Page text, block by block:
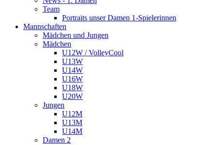
Team
Portraits unser Damen 1-Spielerinnen
Mannschaften
Mädchen und Jungen
Mädchen
U12W / VolleyCool
U13W
U14W
U16W
U18W
U20W
Jungen
U12M
U13M
U14M
Damen 2